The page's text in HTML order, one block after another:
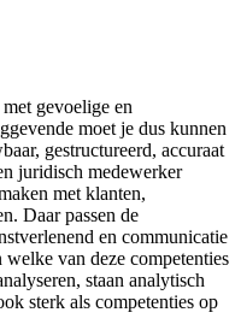
gevoelige en
moet je dus kunnen
gestructureerd, accuraat
juridisch medewerker
met klanten,
Daar passen de
en communicatie
van deze competenties
staan analytisch
sterk als competenties op